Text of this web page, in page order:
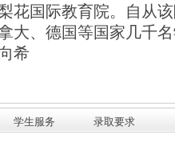
花国际教育院。自从
大、德国等国家几千
希
学生服务 录取要求